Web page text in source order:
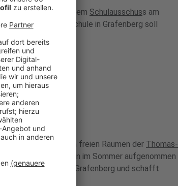
hat dem Schulausschuss am
Die neue Schule in Grafenberg soll
zunächst in einigen freien Räumen der Thomas-
wie geplant schon im Sommer aufgenommen
Bildungsangebot in Grafenberg und schafft